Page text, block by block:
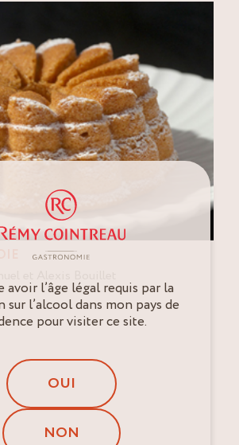
avoir l’âge légal requis par la
l’alcool dans mon pays de
pour visiter ce site.
OUI
NON